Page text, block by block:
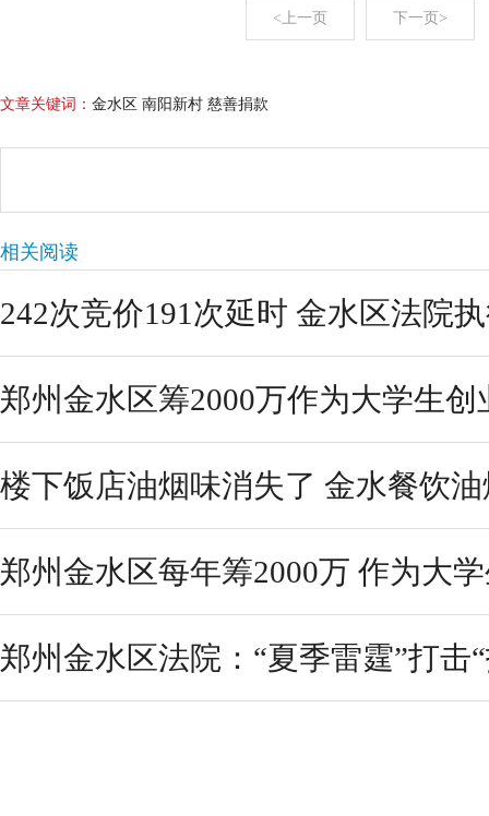
<上一页 下一页>
文章关键词： 金水区 南阳新村 慈善捐款
相关阅读
242次竞价191次延时 金水区法院
郑州金水区筹2000万作为大学生创
楼下饭店油烟味消失了 金水餐饮
郑州金水区每年筹2000万 作为大
郑州金水区法院：“夏季雷霆”打击